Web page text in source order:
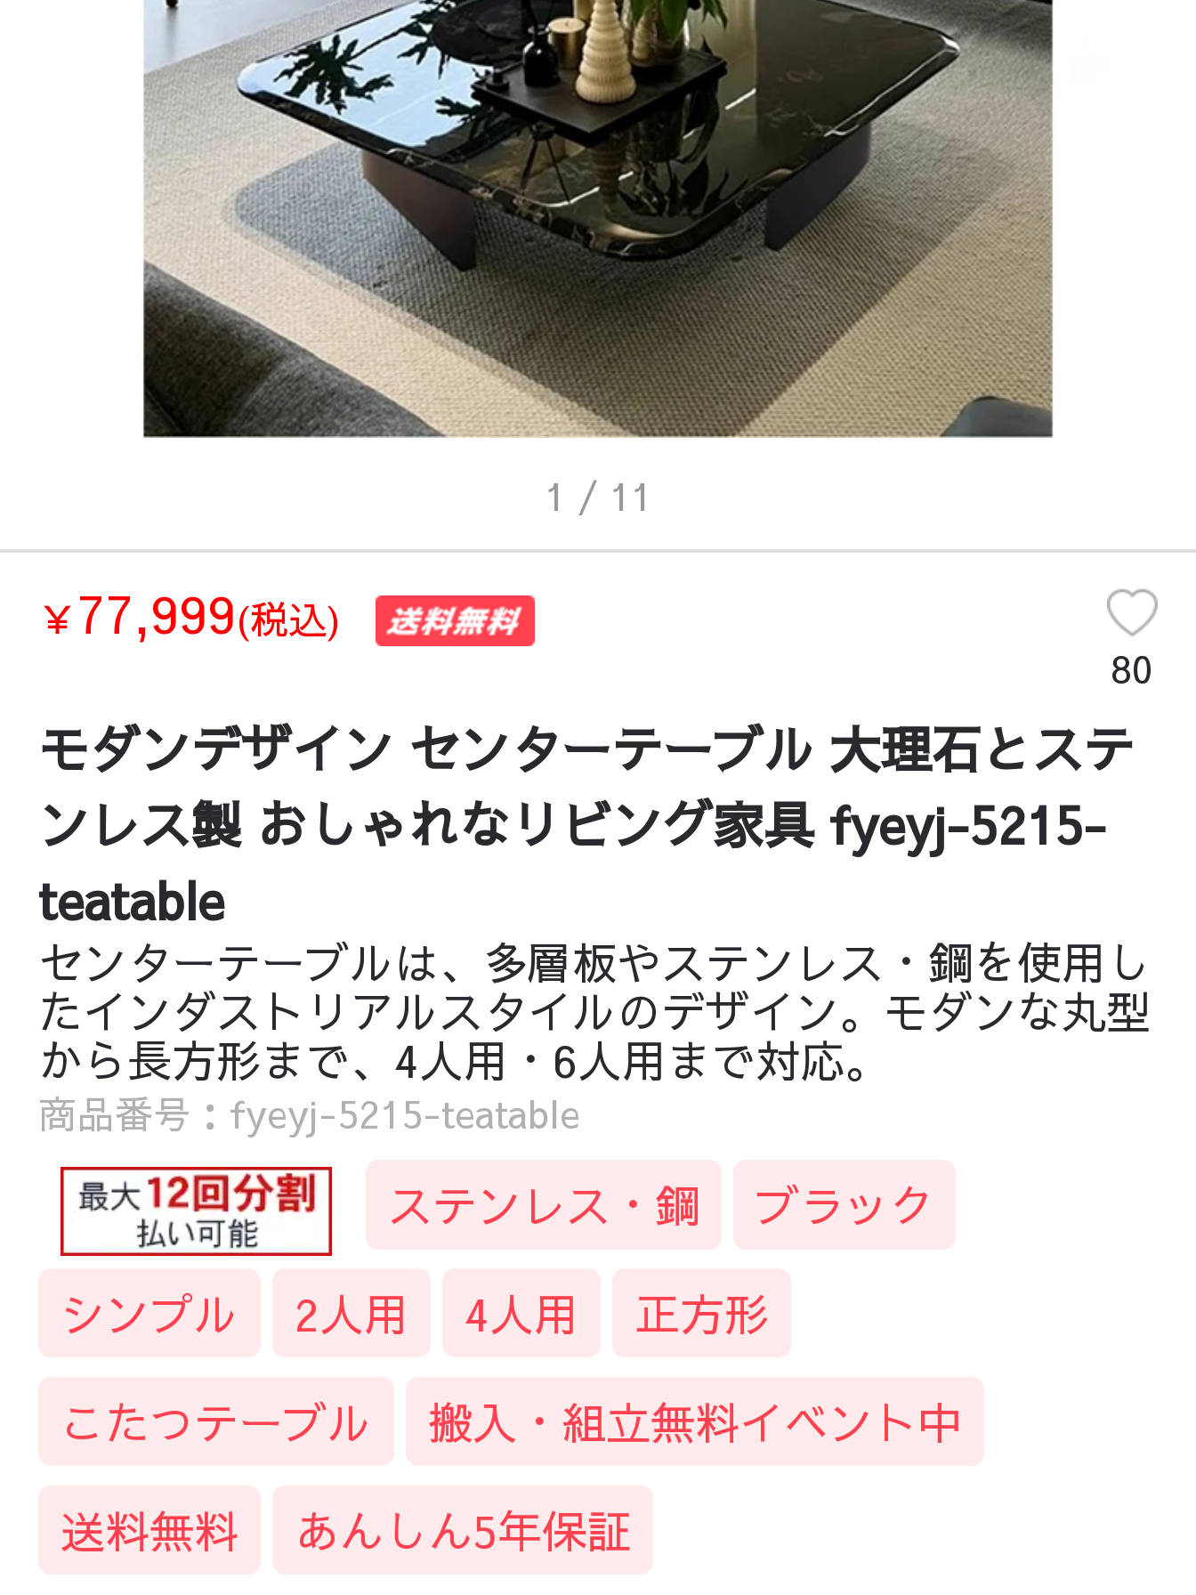
1 / 11
￥77,999(税込)
80
モダンデザイン センターテーブル 大理石とステ
ンレス製 おしゃれなリビング家具 fyeyj-5215-
teatable
センターテーブルは、多層板やステンレス・鋼を使用し
たインダストリアルスタイルのデザイン。モダンな丸型
から長方形まで、4人用・6人用まで対応。
商品番号：fyeyj-5215-teatable
ステンレス・鋼
ブラック
シンプル
2人用 4人用
正方形
こたつテーブル
搬入・組立無料イベント中
送料無料
あんしん5年保証